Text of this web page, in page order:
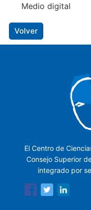
Medio digital
Volver
El Centro de
Consejo Superior
integrado por